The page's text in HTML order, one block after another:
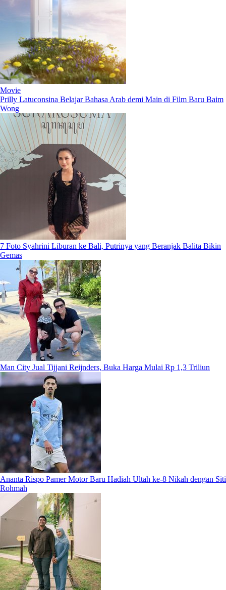
Movie
Prilly Latuconsina Belajar Bahasa Arab demi Main di Film Baru Baim
Wong
7 Foto Syahrini Liburan ke Bali, Putrinya yang Beranjak Balita Bikin
Gemas
Man City Jual Tijjani Reijnders, Buka Harga Mulai Rp 1,3 Triliun
Ananta Rispo Pamer Motor Baru Hadiah Ultah ke-8 Nikah dengan Siti
Rohmah